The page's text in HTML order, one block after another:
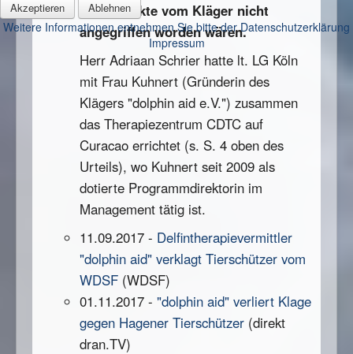
Klagepunkte vom Kläger nicht
angegriffen worden wären.
Herr Adriaan Schrier hatte lt. LG Köln
mit Frau Kuhnert (Gründerin des
Klägers "dolphin aid e.V.") zusammen
das Therapiezentrum CDTC auf
Curacao errichtet (s. S. 4 oben des
Urteils), wo Kuhnert seit 2009 als
dotierte Programmdirektorin im
Management tätig ist.
11.09.2017 - Delfintherapievermittler
"dolphin aid" verklagt Tierschützer vom
WDSF (WDSF)
01.11.2017 - "dolphin aid" verliert Klage
gegen Hagener Tierschützer (direkt
dran.TV)
Akzeptieren Ablehnen
Weitere Informationen entnehmen Sie bitte der Datenschutzerklärung
Impressum